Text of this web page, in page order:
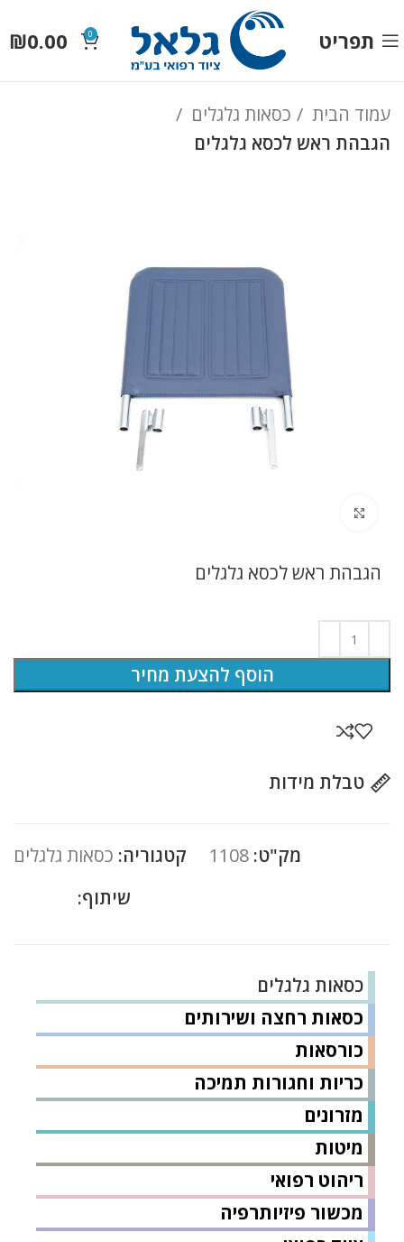
תפריט 0
₪0.00
עמוד הבית
כסאות גלגלים
הגבהת ראש לכסא גלגלים
כסאות גלגלים
כסאות רחצה ושירותים
כורסאות
כריות וחגורות תמיכה
מזרונים
מיטות
ריהוט רפואי
מכשור פיזיותרפיה
הגבהת ראש לכסא גלגלים
הוסף להצעת מחיר
טבלת מידות
מק"ט: 1108 קטגוריה: כסאות גלגלים
שיתוף: